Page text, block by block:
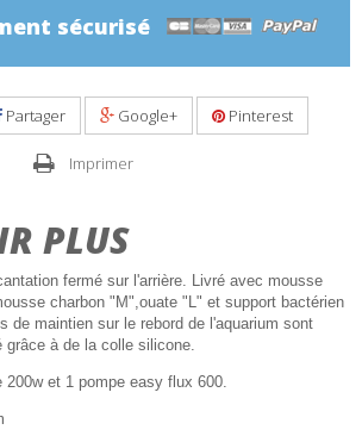
sécurisé
Partager Google+ Pinterest
Imprimer
PLUS
fermé sur l'arrière. Livré avec mousse
charbon "M",ouate "L" et support bactérien
de maintien sur le rebord de l'aquarium sont
à de la colle silicone.
200w et 1 pompe easy flux 600.